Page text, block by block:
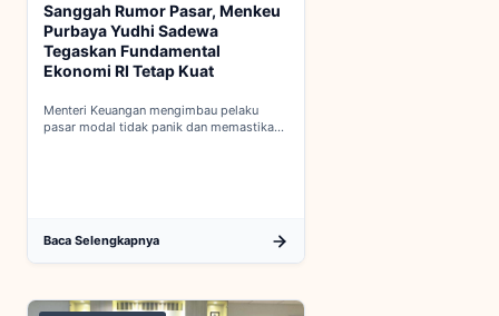
Sanggah Rumor Pasar, Menkeu
Purbaya Yudhi Sadewa
Tegaskan Fundamental
Ekonomi RI Tetap Kuat
Menteri Keuangan mengimbau pelaku
pasar modal tidak panik dan memastikan
Baca Selengkapnya